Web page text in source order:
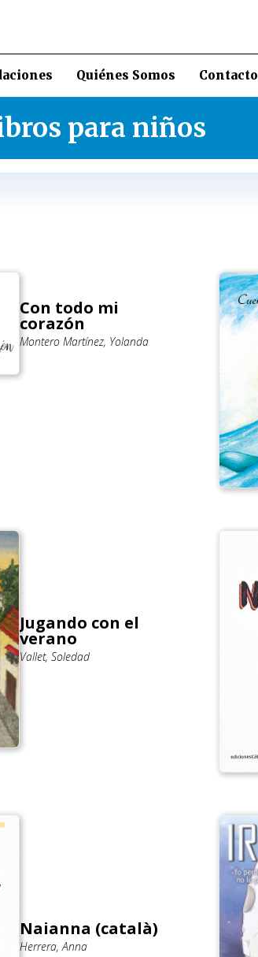
Quiénes Somos Contacto
para niños
Con todo mi
corazón
Montero Martínez, Yolanda
Jugando con el
verano
Vallet, Soledad
Naianna (català)
Herrera, Anna